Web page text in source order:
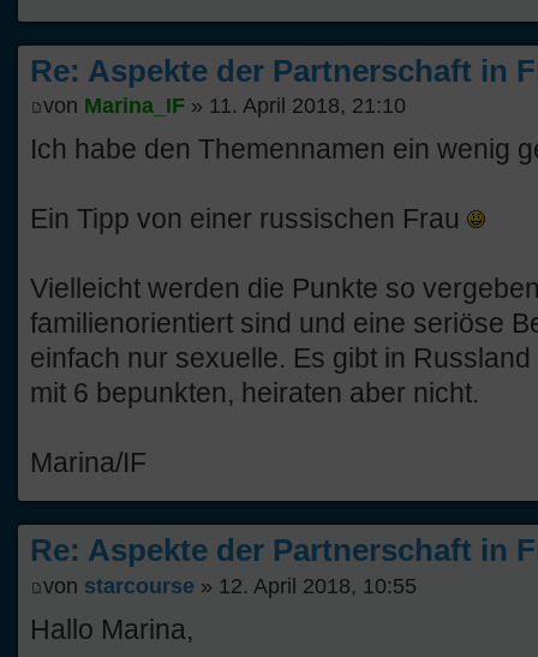
Re: Aspekte der Partnerschaft in
von Marina_IF » 11. April 2018, 21:10
Ich habe den Themennamen ein wenig
Ein Tipp von einer russischen Frau
Vielleicht werden die Punkte so
familienorientiert sind und eine seriöse
einfach nur sexuelle. Es gibt in
mit 6 bepunkten, heiraten aber nicht.
Marina/IF
Re: Aspekte der Partnerschaft in
von starcourse » 12. April 2018, 10:55
Hallo Marina,